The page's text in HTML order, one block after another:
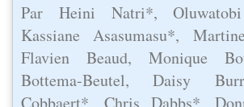
Par Heini Natri*, Oluwatobi
Kassiane Asasumasu*,
Flavien Beaud, Monique
Bottema-Beutel, Daisy
Cobbaert*, Chris Dabbs*,